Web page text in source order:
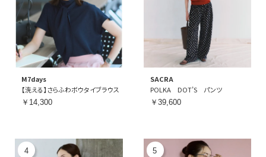
M7days
【洗える】さらふわボウタイブラウス
￥14,300
SACRA
POLKA DOT’S パンツ
￥39,600